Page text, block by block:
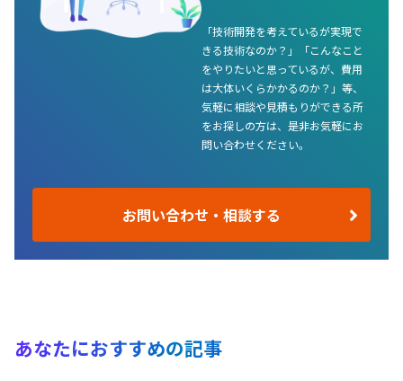
「技術開発を考えているが実現で
きる技術なのか？」「こんなこと
をやりたいと思っているが、費用
は大体いくらかかるのか？」等、
気軽に相談や見積もりができる所
をお探しの方は、是非お気軽にお
問い合わせください。
お問い合わせ・相談する
あなたにおすすめの記事